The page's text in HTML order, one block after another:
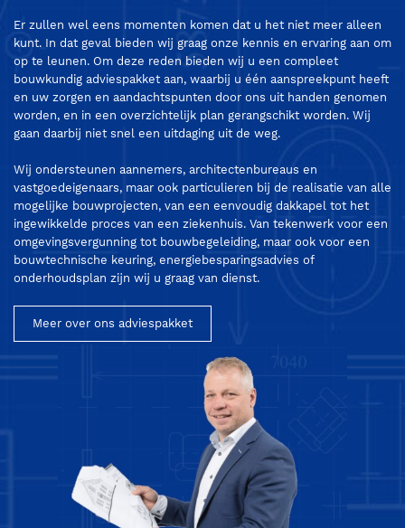
Er zullen wel eens momenten komen dat u het niet meer alleen
kunt. In dat geval bieden wij graag onze kennis en ervaring aan om
op te leunen. Om deze reden bieden wij u een compleet
bouwkundig adviespakket aan, waarbij u één aanspreekpunt heeft
en uw zorgen en aandachtspunten door ons uit handen genomen
worden, en in een overzichtelijk plan gerangschikt worden. Wij
gaan daarbij niet snel een uitdaging uit de weg.
Wij ondersteunen aannemers, architectenbureaus en
vastgoedeigenaars, maar ook particulieren bij de realisatie van alle
mogelijke bouwprojecten, van een eenvoudig dakkapel tot het
ingewikkelde proces van een ziekenhuis. Van tekenwerk voor een
omgevingsvergunning tot bouwbegeleiding, maar ook voor een
bouwtechnische keuring, energiebesparingsadvies of
onderhoudsplan zijn wij u graag van dienst.
Meer over ons adviespakket